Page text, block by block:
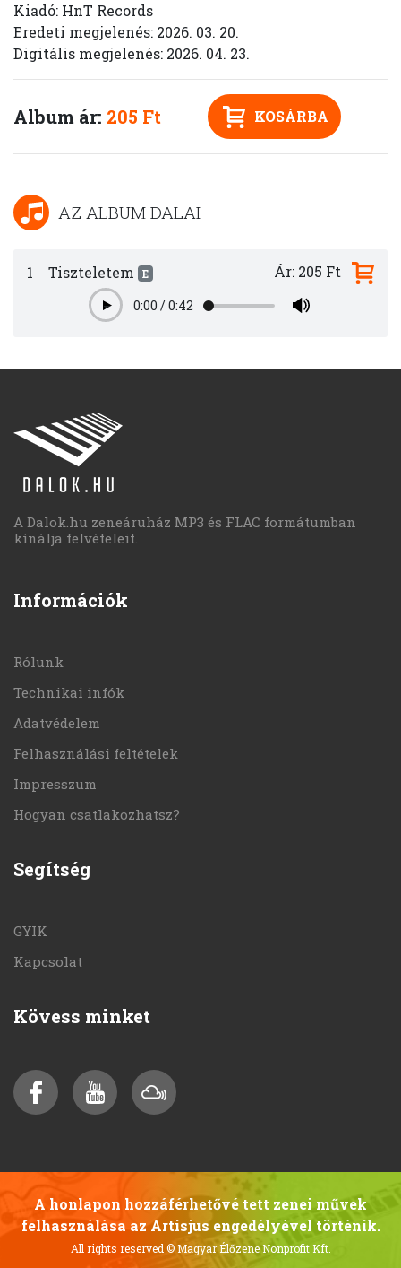
Kiadó: HnT Records
Eredeti megjelenés: 2026. 03. 20.
Digitális megjelenés: 2026. 04. 23.
Album ár: 205 Ft KOSÁRBA
AZ ALBUM DALAI
1 Tiszteletem E
Play0:00 /0:42
Ár: 205 Ft
A Dalok.hu zeneáruház MP3 és FLAC formátumban
kínálja felvételeit.
Információk
Rólunk
Technikai infók
Adatvédelem
Felhasználási feltételek
Impresszum
Hogyan csatlakozhatsz?
Segítség
GYIK
Kapcsolat
Kövess minket
A honlapon hozzáférhetővé tett zenei művek
felhasználása az Artisjus engedélyével történik.
All rights reserved© Magyar Élőzene Nonprofit Kft.